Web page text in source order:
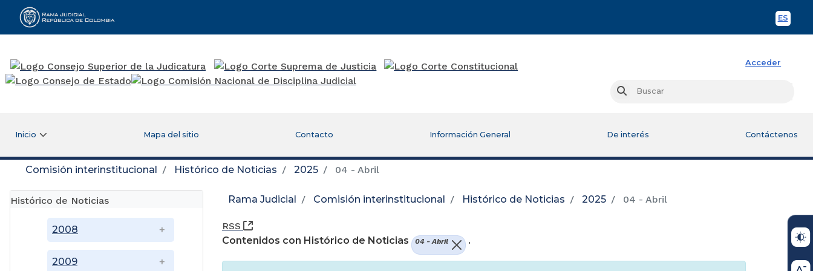
ES
Rama Judicial
Acceder
Buscar
Inicio Mapa del sitio Contacto Información General De interés Contáctenos
Comisión interinstitucional Histórico de Noticias 2025 04 - Abril
Histórico de Noticias
2008
2009
Rama Judicial Comisión interinstitucional Histórico de Noticias 2025 04 - Abril
RSS
(Abre una nueva ventana)
Contenidos con Histórico de Noticias
04 - Abril .